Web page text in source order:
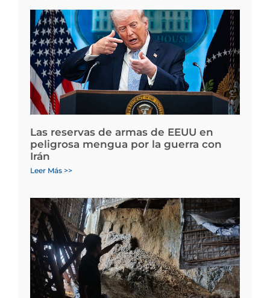
Las reservas de armas de EEUU en
peligrosa mengua por la guerra con
Irán
Leer Más >>